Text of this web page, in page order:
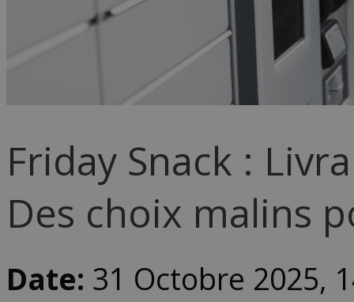
Friday Snack :
Des choix malins
Date: 31 Octobre 2025,